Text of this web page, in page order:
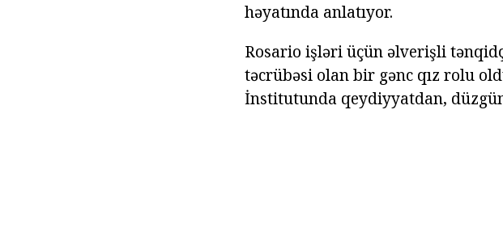
həyatında anlatıyor.
Rosario işləri üçün əlverişli
təcrübəsi olan bir gənc qız rolu
İnstitutunda qeydiyyatdan,